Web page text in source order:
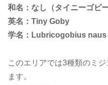
和名：なし（タイニーゴビー
英名：Tiny Goby
学名：Lubricogobius naus
このエリアでは3種類のミ
ます。